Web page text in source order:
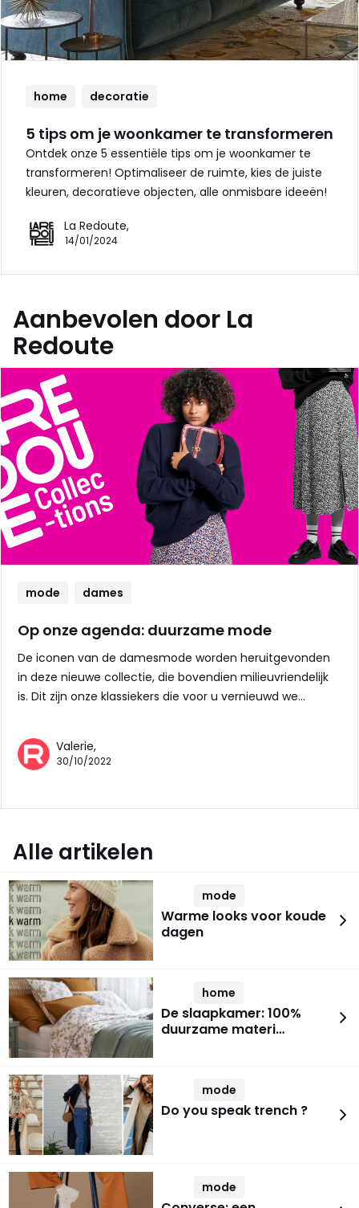
home decoratie
5 tips om je woonkamer te transformeren
Ontdek onze 5 essentiële tips om je woonkamer te
transformeren! Optimaliseer de ruimte, kies de juiste
kleuren, decoratieve objecten, alle onmisbare ideeën!
La Redoute,
14/01/2024
Aanbevolen door La
Redoute
mode dames
Op onze agenda: duurzame mode
De iconen van de damesmode worden heruitgevonden
in deze nieuwe collectie, die bovendien milieuvriendelijk
is. Dit zijn onze klassiekers die voor u vernieuwd we…
Valerie,
30/10/2022
Alle artikelen
mode
Warme looks voor koude
dagen
home
De slaapkamer: 100%
duurzame materi…
mode
Do you speak trench ?
mode